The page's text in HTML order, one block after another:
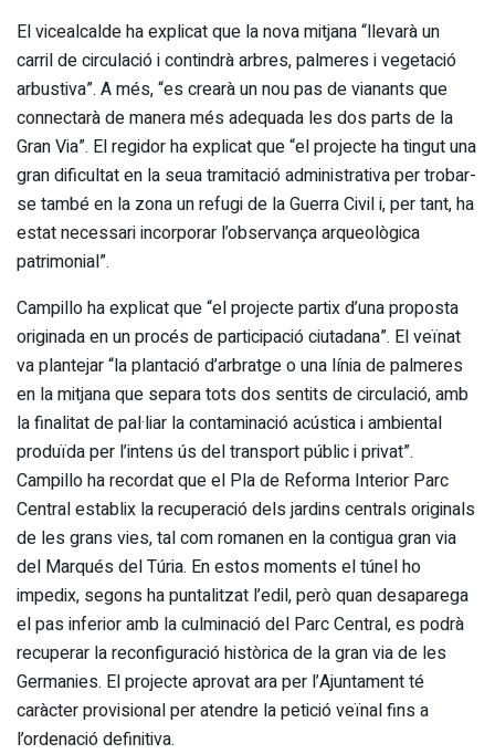
El vicealcalde ha explicat que la nova mitjana “llevarà un
carril de circulació i contindrà arbres, palmeres i vegetació
arbustiva”. A més, “es crearà un nou pas de vianants que
connectarà de manera més adequada les dos parts de la
Gran Via”. El regidor ha explicat que “el projecte ha tingut una
gran dificultat en la seua tramitació administrativa per trobar-
se també en la zona un refugi de la Guerra Civil i, per tant, ha
estat necessari incorporar l’observança arqueològica
patrimonial”.
Campillo ha explicat que “el projecte partix d’una proposta
originada en un procés de participació ciutadana”. El veïnat
va plantejar “la plantació d’arbratge o una línia de palmeres
en la mitjana que separa tots dos sentits de circulació, amb
la finalitat de pal·liar la contaminació acústica i ambiental
produïda per l’intens ús del transport públic i privat”.
Campillo ha recordat que el Pla de Reforma Interior Parc
Central establix la recuperació dels jardins centrals originals
de les grans vies, tal com romanen en la contigua gran via
del Marqués del Túria. En estos moments el túnel ho
impedix, segons ha puntalitzat l’edil, però quan desaparega
el pas inferior amb la culminació del Parc Central, es podrà
recuperar la reconfiguració històrica de la gran via de les
Germanies. El projecte aprovat ara per l’Ajuntament té
caràcter provisional per atendre la petició veïnal fins a
l’ordenació definitiva.